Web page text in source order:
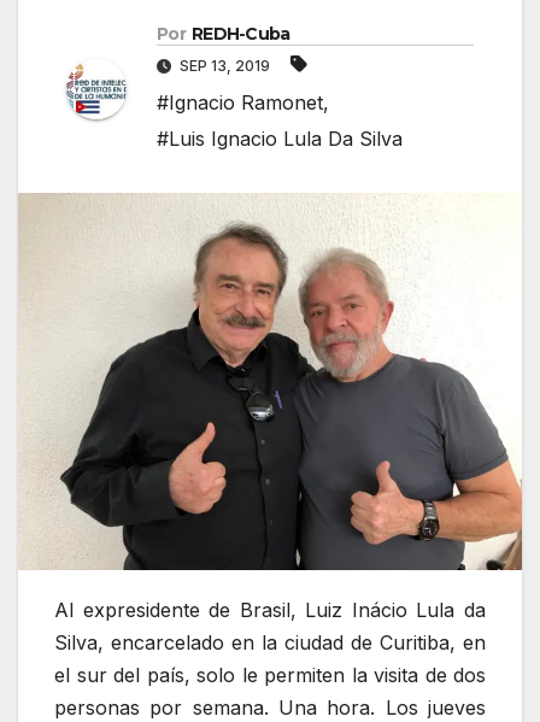
Por REDH-Cuba
SEP 13, 2019
#Ignacio Ramonet,
#Luis Ignacio Lula Da Silva
Al expresidente de Brasil, Luiz Inácio Lula da
Silva, encarcelado en la ciudad de Curitiba, en
el sur del país, solo le permiten la visita de dos
personas por semana. Una hora. Los jueves